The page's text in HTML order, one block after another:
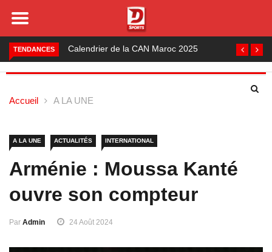
TENDANCES Foot local : les lauréats de la saison 2024-2025
Accueil A LA UNE
A LA UNE ACTUALITÉS INTERNATIONAL
Arménie : Moussa Kanté
ouvre son compteur
Par Admin 24 Août 2024